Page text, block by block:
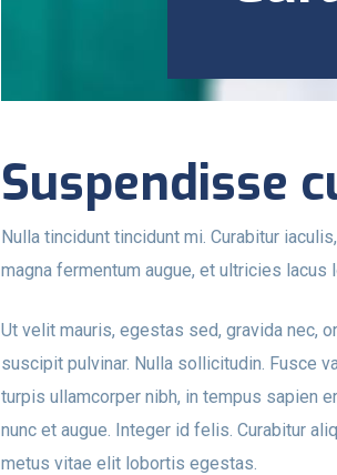
Suspendisse
Nulla tincidunt tincidunt mi. Curabitur
magna fermentum augue, et ultricies lacus
Ut velit mauris, egestas sed, gravida nec,
suscipit pulvinar. Nulla sollicitudin. Fusce
turpis ullamcorper nibh, in tempus sapien
nunc et augue. Integer id felis. Curabitur
metus vitae elit lobortis egestas.